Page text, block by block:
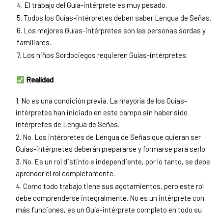
4. El trabajo del Guía-intérprete es muy pesado.
5. Todos los Guías-intérpretes deben saber Lengua de Señas.
6. Los mejores Guías-intérpretes son las personas sordas y
familiares.
7. Los niños Sordociegos requieren Guías-intérpretes.
Realidad
1. No es una condición previa. La mayoría de los Guías-
intérpretes han iniciado en este campo sin haber sido
intérpretes de Lengua de Señas.
2. No. Los intérpretes de Lengua de Señas que quieran ser
Guías-intérpretes deberán prepararse y formarse para serlo.
3. No. Es un rol distinto e independiente, por lo tanto, se debe
aprender el rol completamente.
4. Como todo trabajo tiene sus agotamientos, pero este rol
debe comprenderse integralmente. No es un intérprete con
más funciones, es un Guía-intérprete completo en todo su